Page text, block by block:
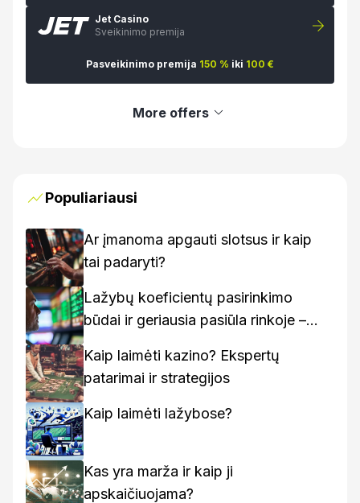
Jet Casino
Sveikinimo premija
Pasveikinimo premija 150 % iki 100 €
More offers
Populiariausi
Ar įmanoma apgauti slotsus ir kaip
tai padaryti?
Lažybų koeficientų pasirinkimo
būdai ir geriausia pasiūla rinkoje –
Kaip laimėti kazino? Ekspertų
patarimai ir strategijos
Kaip laimėti lažybose?
Kas yra marža ir kaip ji
apskaičiuojama?